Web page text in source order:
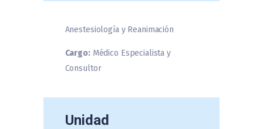
Anestesiología y Reanimación
Cargo:Médico Especialista y
Consultor
Unidad